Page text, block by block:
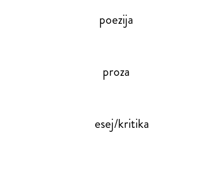
poezija
proza
esej/kritika